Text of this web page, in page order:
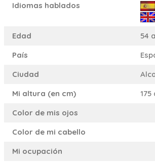
Idiomas hablados
Edad
54
País
Ciudad
Mi altura (en cm)
175
Color de mis ojos
Color de mi cabello
Mi ocupación